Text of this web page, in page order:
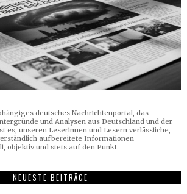
deutsches Nachrichtenportal, das
und Analysen aus Deutschland und der
es, unseren Leserinnen und Lesern verlässliche,
aufbereitete Informationen
objektiv und stets auf den Punkt.
NEUESTE BEITRÄGE